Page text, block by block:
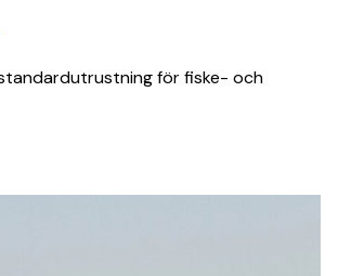
för fiske- och